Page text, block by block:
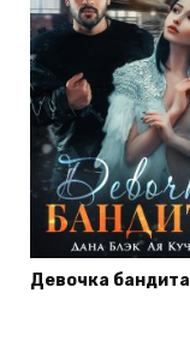
Девочка бандита